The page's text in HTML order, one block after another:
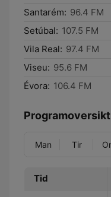
Santarém: 96.4 FM
Setúbal: 107.5 FM
Vila Real: 97.4 FM
Viseu: 95.6 FM
Évora: 106.4 FM
Programoversikt
Man Tir
Tid